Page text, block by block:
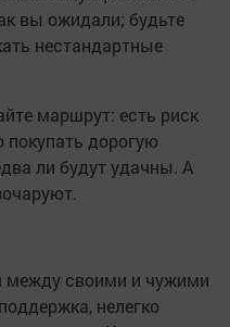
вы ожидали; будьте
нестандартные
маршрут: есть риск
покупать дорогую
ли будут удачны. А
между своими и чужими
нелегко